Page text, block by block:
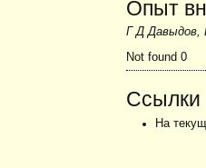
Опыт
Г Д Давыдов,
Not found 0
Ссылки
На